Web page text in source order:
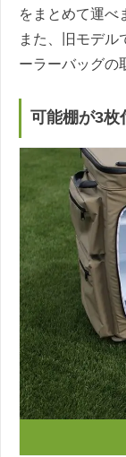
をまとめて運べ
また、旧モデル
ーラーバッグの
可能棚が3枚